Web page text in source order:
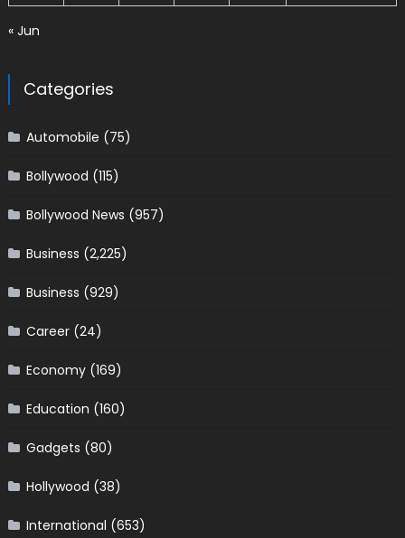
« Jun
Categories
Automobile (75)
Bollywood (115)
Bollywood News (957)
Business (2,225)
Business (929)
Career(24)
Economy(169)
Education (160)
Gadgets (80)
Hollywood (38)
International (653)